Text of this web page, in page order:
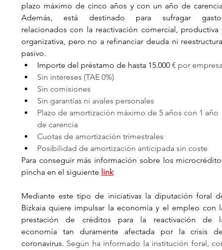
plazo máximo de cinco años y con un año de
Además, está destinado para sufragar
relacionados con la reactivación comercial, productiva
organizativa, pero no a refinanciar deuda ni
pasivo.
Importe del préstamo de hasta 15.000 € por
Sin intereses (TAE 0%)
Sin comisiones
Sin garantías ni avales personales
Plazo de amortización máximo de 5 años con 1 año
de carencia
Cuotas de amortización trimestrales
Posibilidad de amortización anticipada sin coste
Para conseguir más información sobre los
pincha en el siguiente link
Mediante este tipo de iniciativas la diputación foral
Bizkaia quiere impulsar la economía y el empleo con
prestación de créditos para la reactivación de
economía tan duramente afectada por la crisis
coronavirus. Según ha informado la institución foral,